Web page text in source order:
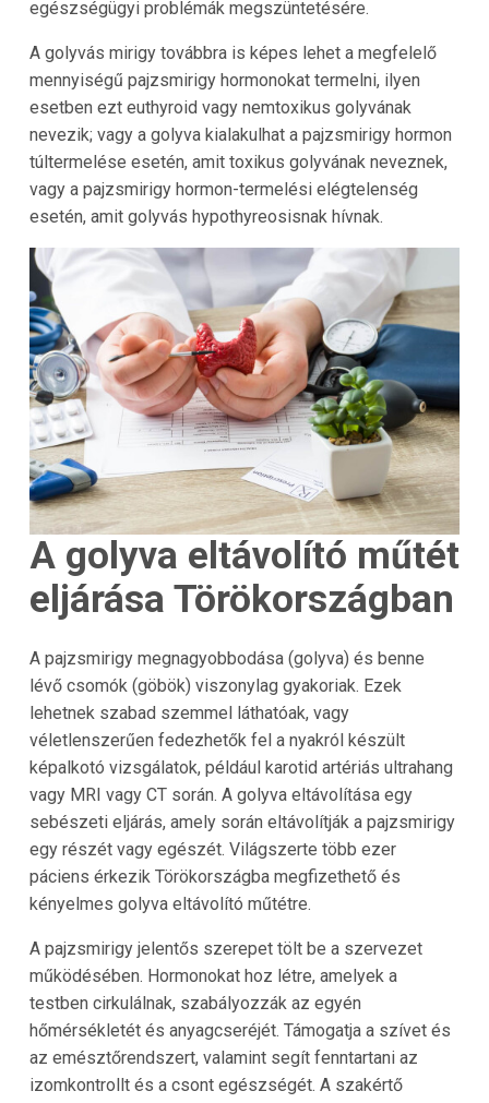
egészségügyi problémák megszüntetésére.
A golyvás mirigy továbbra is képes lehet a megfelelő
mennyiségű pajzsmirigy hormonokat termelni, ilyen
esetben ezt euthyroid vagy nemtoxikus golyvának
nevezik; vagy a golyva kialakulhat a pajzsmirigy hormon
túltermelése esetén, amit toxikus golyvának neveznek,
vagy a pajzsmirigy hormon-termelési elégtelenség
esetén, amit golyvás hypothyreosisnak hívnak.
A golyva eltávolító műtét
eljárása Törökországban
A pajzsmirigy megnagyobbodása (golyva) és benne
lévő csomók (göbök) viszonylag gyakoriak. Ezek
lehetnek szabad szemmel láthatóak, vagy
véletlenszerűen fedezhetők fel a nyakról készült
képalkotó vizsgálatok, például karotid artériás ultrahang
vagy MRI vagy CT során. A golyva eltávolítása egy
sebészeti eljárás, amely során eltávolítják a pajzsmirigy
egy részét vagy egészét. Világszerte több ezer
páciens érkezik Törökországbamegfizethető és
kényelmes golyva eltávolító műtétre.
A pajzsmirigy jelentős szerepet tölt be a szervezet
működésében. Hormonokat hoz létre, amelyek a
testben cirkulálnak, szabályozzák az egyén
hőmérsékletét és anyagcseréjét. Támogatja a szívet és
az emésztőrendszert, valamint segít fenntartani az
izomkontrollt és a csont egészségét. A szakértő